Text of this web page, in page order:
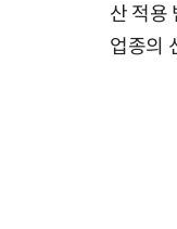
산 적용
업종의